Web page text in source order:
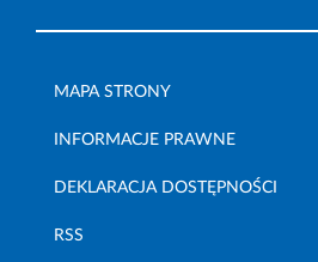
MAPA STRONY
INFORMACJE PRAWNE
DEKLARACJA DOSTĘPNOŚCI
RSS